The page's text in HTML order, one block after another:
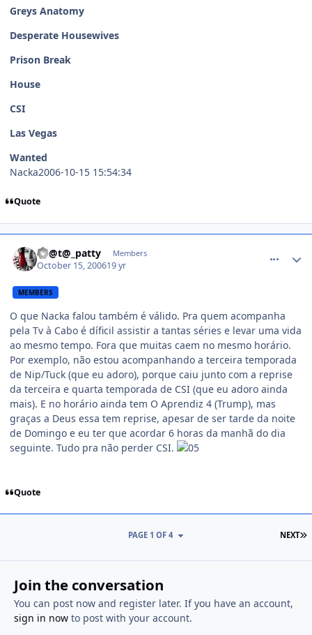
Greys Anatomy
Desperate Housewives
Prison Break
House
CSI
Las Vegas
Wanted
Nacka2006-10-15 15:54:34
Quote
Th@t@_patty Members
October 15, 200619 yr
MEMBERS
O que Nacka falou também é válido. Pra quem acompanha
pela Tv à Cabo é díficil assistir a tantas séries e levar uma vida
ao mesmo tempo. Fora que muitas caem no mesmo horário.
Por exemplo, não estou acompanhando a terceira temporada
de Nip/Tuck (que eu adoro), porque caiu junto com a reprise
da terceira e quarta temporada de CSI (que eu adoro ainda
mais). E no horário ainda tem O Aprendiz 4 (Trump), mas
graças a Deus essa tem reprise, apesar de ser tarde da noite
de Domingo e eu ter que acordar 6 horas da manhã do dia
seguinte. Tudo pra não perder CSI.
Quote
NEXT
PAGE 1 OF 4
Join the conversation
You can post now and register later. If you have an account,
sign in nowto post with your account.